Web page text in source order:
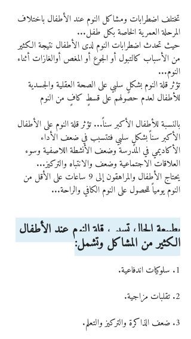
تختلف اضطرابات ومشاكل النوم عند الأطفال باختلاف
المرحلة العمرية الخاصة بكل طفل...
حيث تحدث اضطرابات النوم لدى الأطفال نتيجة الكثير
من الأسباب كالتبول أو الجوع أو المغص أوالغازات أثناء
النوم...
تؤثر قلة النوم بشكلٍ سلبي على الصحة العقلية والجسدية
للأطفال لعدم حصولهم على قسطٍ كافٍ من النوم
بالنسبة للأطفال الأكبر سناً... تؤثر قلة النوم على الأطفال
الأكبر سناً بشكلٍ سلبي فتتسبب في ضعف الأداء
الأكاديمي في المدرسة وضعف الأنشطة اللاصفية وسوء
العلاقات الاجتماعية وضعف والانتباه والتركيز...
يحتاج الأطفال والمراهقون إلى 9 ساعات على الأقل من
النوم يومياً للحصول على النوم الكافي والراحة...
بطبيعة الحال تسبب قلة النوم عند الأطفال
الكثير من المشاكل وتشمل:
1. سلوكيات اندفاعية.
2. تقلبات مزاجية.
3. ضعف الذاكرة والتركيز والتعلم.